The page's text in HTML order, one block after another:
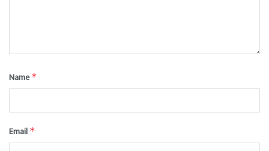
Name*
Email *